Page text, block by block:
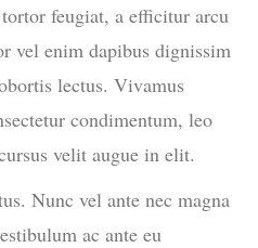
feugiat, a efficitur arcu
vel enim dapibus dignissim
lectus. Vivamus
condimentum, leo
velit augue in elit.
Nunc vel ante nec magna
ac ante eu